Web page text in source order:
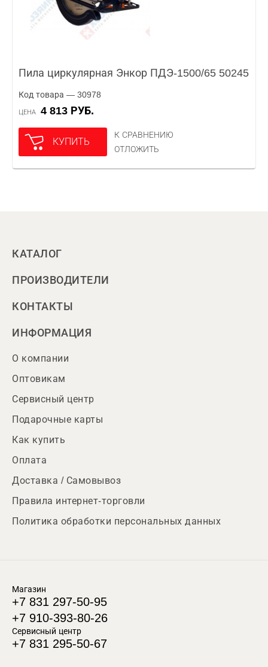
Пила циркулярная Энкор ПДЭ-1500/65 50245
Код товара — 30978
ЦЕНА 4 813 РУБ.
КУПИТЬ
К СРАВНЕНИЮ
ОТЛОЖИТЬ
КАТАЛОГ
ПРОИЗВОДИТЕЛИ
КОНТАКТЫ
ИНФОРМАЦИЯ
О компании
Оптовикам
Сервисный центр
Подарочные карты
Как купить
Оплата
Доставка / Самовывоз
Правила интернет-торговли
Политика обработки персональных данных
Магазин
+7 831 297-50-95
+7 910-393-80-26
Сервисный центр
+7 831 295-50-67